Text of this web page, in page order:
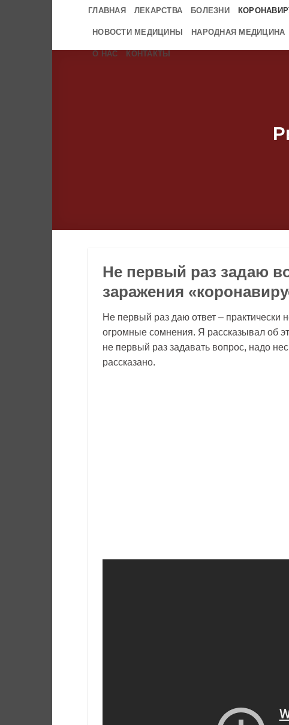
ГЛАВНАЯ ЛЕКАРСТВА БОЛЕЗНИ
НОВОСТИ МЕДИЦИНЫ НАРОДНАЯ МЕДИЦИНА
О НАС КОНТАКТЫ
Не первый раз задаю
заражения
Не первый раз даю ответ – практически
огромные сомнения. Я рассказывал об
не первый раз задавать вопрос, надо
рассказано.